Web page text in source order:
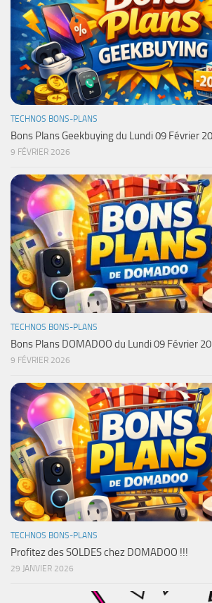
TECHNOS BONS-PLANS
Bons Plans Geekbuying du Lundi 09 Février
9 FÉVRIER 2026
TECHNOS BONS-PLANS
Bons Plans DOMADOO du Lundi 09 Février
9 FÉVRIER 2026
TECHNOS BONS-PLANS
Profitez des SOLDES chez DOMADOO !!!
29 JANVIER 2026